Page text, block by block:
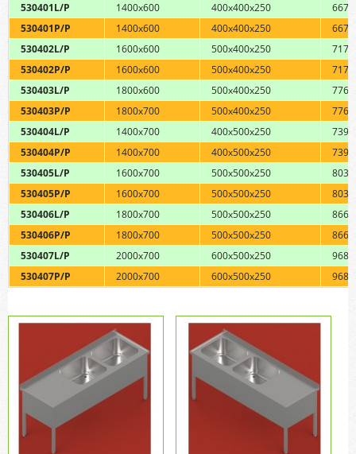
530401L/P 1400x600 400x400x250
667,0
530401P/P
1400x600 400x400x250
667,0
530402L/P
1600x600 500x400x250
717,0
530402P/P
1600x600 500x400x250
717,0
530403L/P
1800x600 500x400x250
776,0
530403P/P
1800x700 500x400x250
776,0
530404L/P
1400x700 400x500x250
739,0
530404P/P
1400x700 400x500x250
739,0
530405L/P
1600x700 500x500x250
803,0
530405P/P
1600x700 500x500x250
803,0
530406L/P
1800x700 500x500x250
866,0
530406P/P
1800x700 500x500x250
866,0
530407L/P
2000x700 600x500x250
968,0
530407P/P
2000x700 600x500x250 968,0